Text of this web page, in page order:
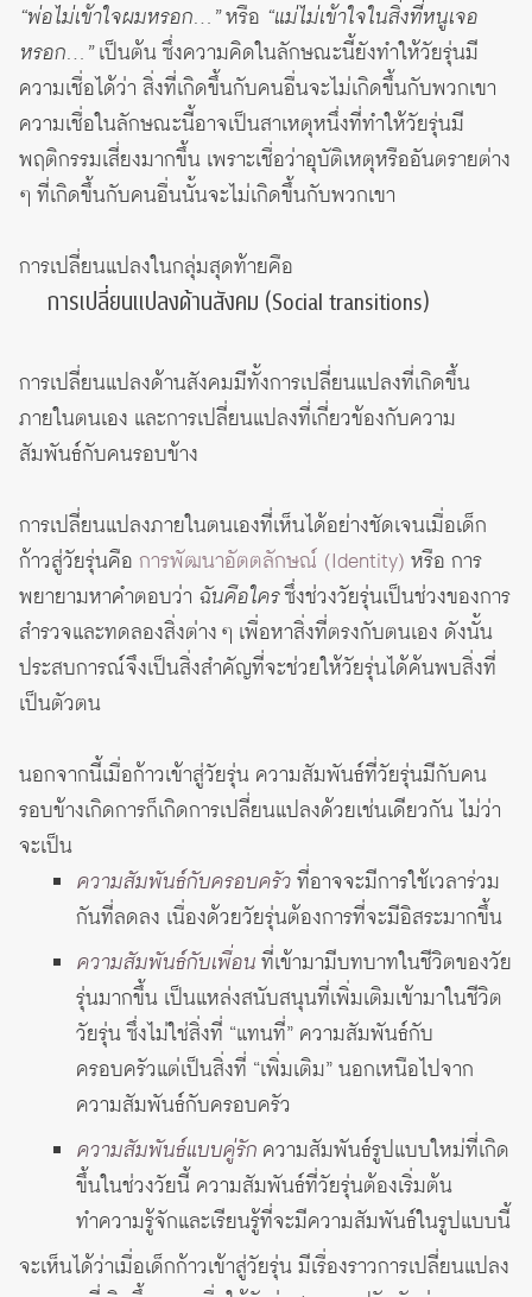
“พ่อไม่เข้าใจผมหรอก…”หรือ “แม่ไม่เข้าใจในสิ่งที่หนูเจอ
หรอก…”เป็นต้น ซึ่งความคิดในลักษณะนี้ยังทำให้วัยรุ่นมี
ความเชื่อได้ว่า สิ่งที่เกิดขึ้นกับคนอื่นจะไม่เกิดขึ้นกับพวกเขา
ความเชื่อในลักษณะนี้อาจเป็นสาเหตุหนึ่งที่ทำให้วัยรุ่นมี
พฤติกรรมเสี่ยงมากขึ้น เพราะเชื่อว่าอุบัติเหตุหรืออันตรายต่าง
ๆ ที่เกิดขึ้นกับคนอื่นนั้นจะไม่เกิดขึ้นกับพวกเขา
การเปลี่ยนแปลงในกลุ่มสุดท้ายคือ
การเปลี่ยนแปลงด้านสังคม (Social transitions)
การเปลี่ยนแปลงด้านสังคมมีทั้งการเปลี่ยนแปลงที่เกิดขึ้น
ภายในตนเอง และการเปลี่ยนแปลงที่เกี่ยวข้องกับความ
สัมพันธ์กับคนรอบข้าง
การเปลี่ยนแปลงภายในตนเองที่เห็นได้อย่างชัดเจนเมื่อเด็ก
ก้าวสู่วัยรุ่นคือ การพัฒนาอัตตลักษณ์ (Identity) หรือ การ
พยายามหาคำตอบว่า ฉันคือใครซึ่งช่วงวัยรุ่นเป็นช่วงของการ
สำรวจและทดลองสิ่งต่าง ๆ เพื่อหาสิ่งที่ตรงกับตนเอง ดังนั้น
ประสบการณ์จึงเป็นสิ่งสำคัญที่จะช่วยให้วัยรุ่นได้ค้นพบสิ่งที่
เป็นตัวตน
นอกจากนี้เมื่อก้าวเข้าสู่วัยรุ่น ความสัมพันธ์ที่วัยรุ่นมีกับคน
รอบข้างเกิดการก็เกิดการเปลี่ยนแปลงด้วยเช่นเดียวกัน ไม่ว่า
จะเป็น
ความสัมพันธ์กับครอบครัวที่อาจจะมีการใช้เวลาร่วม
กันที่ลดลง เนื่องด้วยวัยรุ่นต้องการที่จะมีอิสระมากขึ้น
ความสัมพันธ์กับเพื่อนที่เข้ามามีบทบาทในชีวิตของวัย
รุ่นมากขึ้น เป็นแหล่งสนับสนุนที่เพิ่มเติมเข้ามาในชีวิต
วัยรุ่น ซึ่งไม่ใช่สิ่งที่ “แทนที่” ความสัมพันธ์กับ
ครอบครัวแต่เป็นสิ่งที่ “เพิ่มเติม” นอกเหนือไปจาก
ความสัมพันธ์กับครอบครัว
ความสัมพันธ์แบบคู่รัก ความสัมพันธ์รูปแบบใหม่ที่เกิด
ขึ้นในช่วงวัยนี้ ความสัมพันธ์ที่วัยรุ่นต้องเริ่มต้น
ทำความรู้จักและเรียนรู้ที่จะมีความสัมพันธ์ในรูปแบบนี้
จะเห็นได้ว่าเมื่อเด็กก้าวเข้าสู่วัยรุ่น มีเรื่องราวการเปลี่ยนแปลง